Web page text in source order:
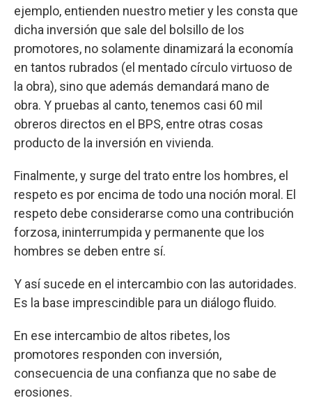
ejemplo, entienden nuestro metier y les consta que
dicha inversión que sale del bolsillo de los
promotores, no solamente dinamizará la economía
en tantos rubrados (el mentado círculo virtuoso de
la obra), sino que además demandará mano de
obra. Y pruebas al canto, tenemos casi 60 mil
obreros directos en el BPS, entre otras cosas
producto de la inversión en vivienda.
Finalmente, y surge del trato entre los hombres, el
respeto es por encima de todo una noción moral. El
respeto debe considerarse como una contribución
forzosa, ininterrumpida y permanente que los
hombres se deben entre sí.
Y así sucede en el intercambio con las autoridades.
Es la base imprescindible para un diálogo fluido.
En ese intercambio de altos ribetes, los
promotores responden con inversión,
consecuencia de una confianza que no sabe de
erosiones.